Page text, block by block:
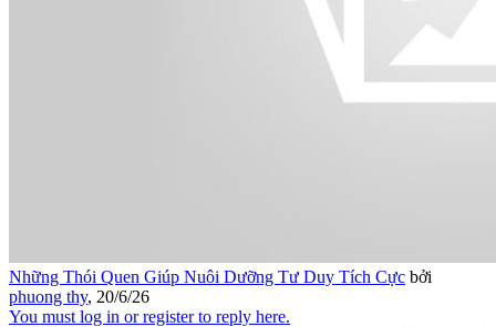
Những Thói Quen Giúp Nuôi Dưỡng Tư Duy Tích Cực bởi
phuong thy, 20/6/26
You must log in or register to reply here.